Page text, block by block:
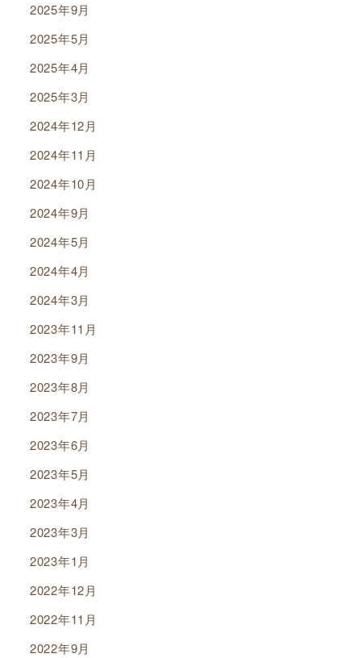
2025年9月
2025年5月
2025年4月
2025年3月
2024年12月
2024年11月
2024年10月
2024年9月
2024年5月
2024年4月
2024年3月
2023年11月
2023年9月
2023年8月
2023年7月
2023年6月
2023年5月
2023年4月
2023年3月
2023年1月
2022年12月
2022年11月
2022年9月